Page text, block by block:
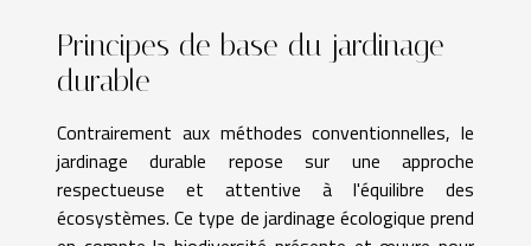
Principes de base du jardinage
durable
Contrairement aux méthodes conventionnelles, le
jardinage durable repose sur une approche
respectueuse et attentive à l'équilibre des
écosystèmes. Ce type de jardinage écologique prend